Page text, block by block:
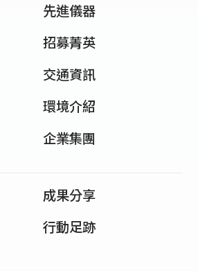
先進儀器
招募菁英
交通資訊
環境介紹
企業集團
成果分享
行動足跡